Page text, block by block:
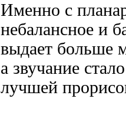
Именно с
небалансное и
выдает больше
а звучание
лучшей